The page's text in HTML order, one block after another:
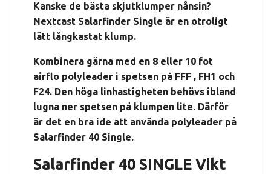
Kanske de bästa skjutklumper nånsin?
Nextcast Salarfinder Single är en otroligt
lätt långkastat klump.
Kombinera gärna med en 8 eller 10 fot
airflo polyleader i spetsen på FFF , FH1 och
F24. Den höga linhastigheten behövs ibland
lugna ner spetsen på klumpen lite. Därför
är det en bra ide att använda polyleader på
Salarfinder 40 Single.
Salarfinder 40 SINGLE Vikt